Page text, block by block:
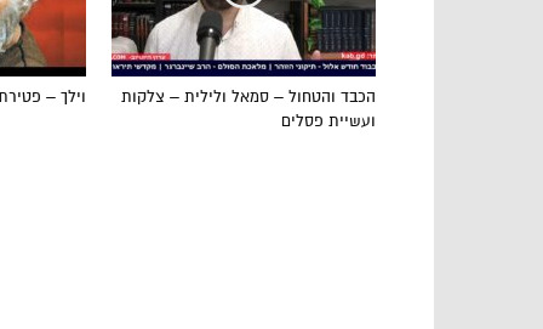
וילך –
הכבד והטחול – סמאל ולילית – צלקות
ועשיית פסלים